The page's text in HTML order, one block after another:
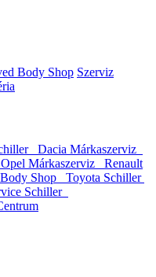
Body Shop Szerviz
Dacia Márkaszerviz
Opel Márkaszerviz
Renault
Shop
Toyota Schiller
Schiller